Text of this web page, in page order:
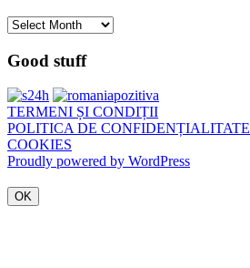
Arhivă
Good stuff
TERMENI ȘI CONDIȚII
POLITICA DE CONFIDENȚIALITATE
COOKIES
Proudly powered by WordPress
OK